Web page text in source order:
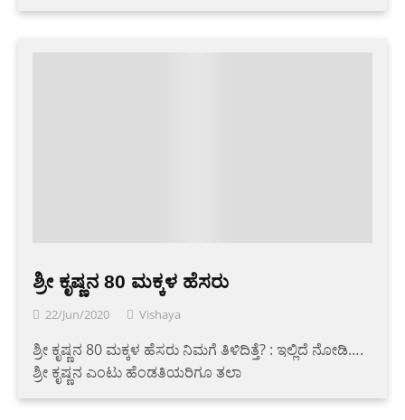
ಶ್ರೀ ಕೃಷ್ಣನ 80 ಮಕ್ಕಳ ಹೆಸರು
22/Jun/2020 Vishaya
ಶ್ರೀ ಕೃಷ್ಣನ 80 ಮಕ್ಕಳ ಹೆಸರು ನಿಮಗೆ ತಿಳಿದಿತ್ತೆ? : ಇಲ್ಲಿದೆ ನೋಡಿ….
ಶ್ರೀ ಕೃಷ್ಣನ ಎಂಟು ಹೆಂಡತಿಯರಿಗೂ ತಲಾ